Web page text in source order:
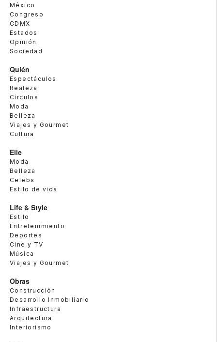
México
Congreso
CDMX
Estados
Opinión
Sociedad
Quién
Espectáculos
Realeza
Círculos
Moda
Belleza
Viajes y Gourmet
Cultura
Elle
Moda
Belleza
Celebs
Estilo de vida
Life & Style
Estilo
Entretenimiento
Deportes
Cine y TV
Música
Viajes y Gourmet
Obras
Construcción
Desarrollo Inmobiliario
Infraestructura
Arquitectura
Interiorismo